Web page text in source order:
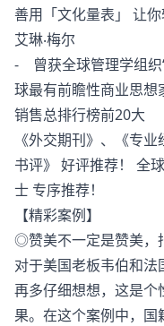
善用「文化量表」 让
艾琳‧梅尔
- 曾获全球管理学组织
球最有前瞻性商业思
销售总排行榜前20大
《外交期刊》、《专
书评》 好评推荐！ 全
士 专序推荐！
【精彩案例】
◎赞美不一定是赞美，
对于美国老板韦伯和
再多仔细想想，这是个
果。在这个案例中，